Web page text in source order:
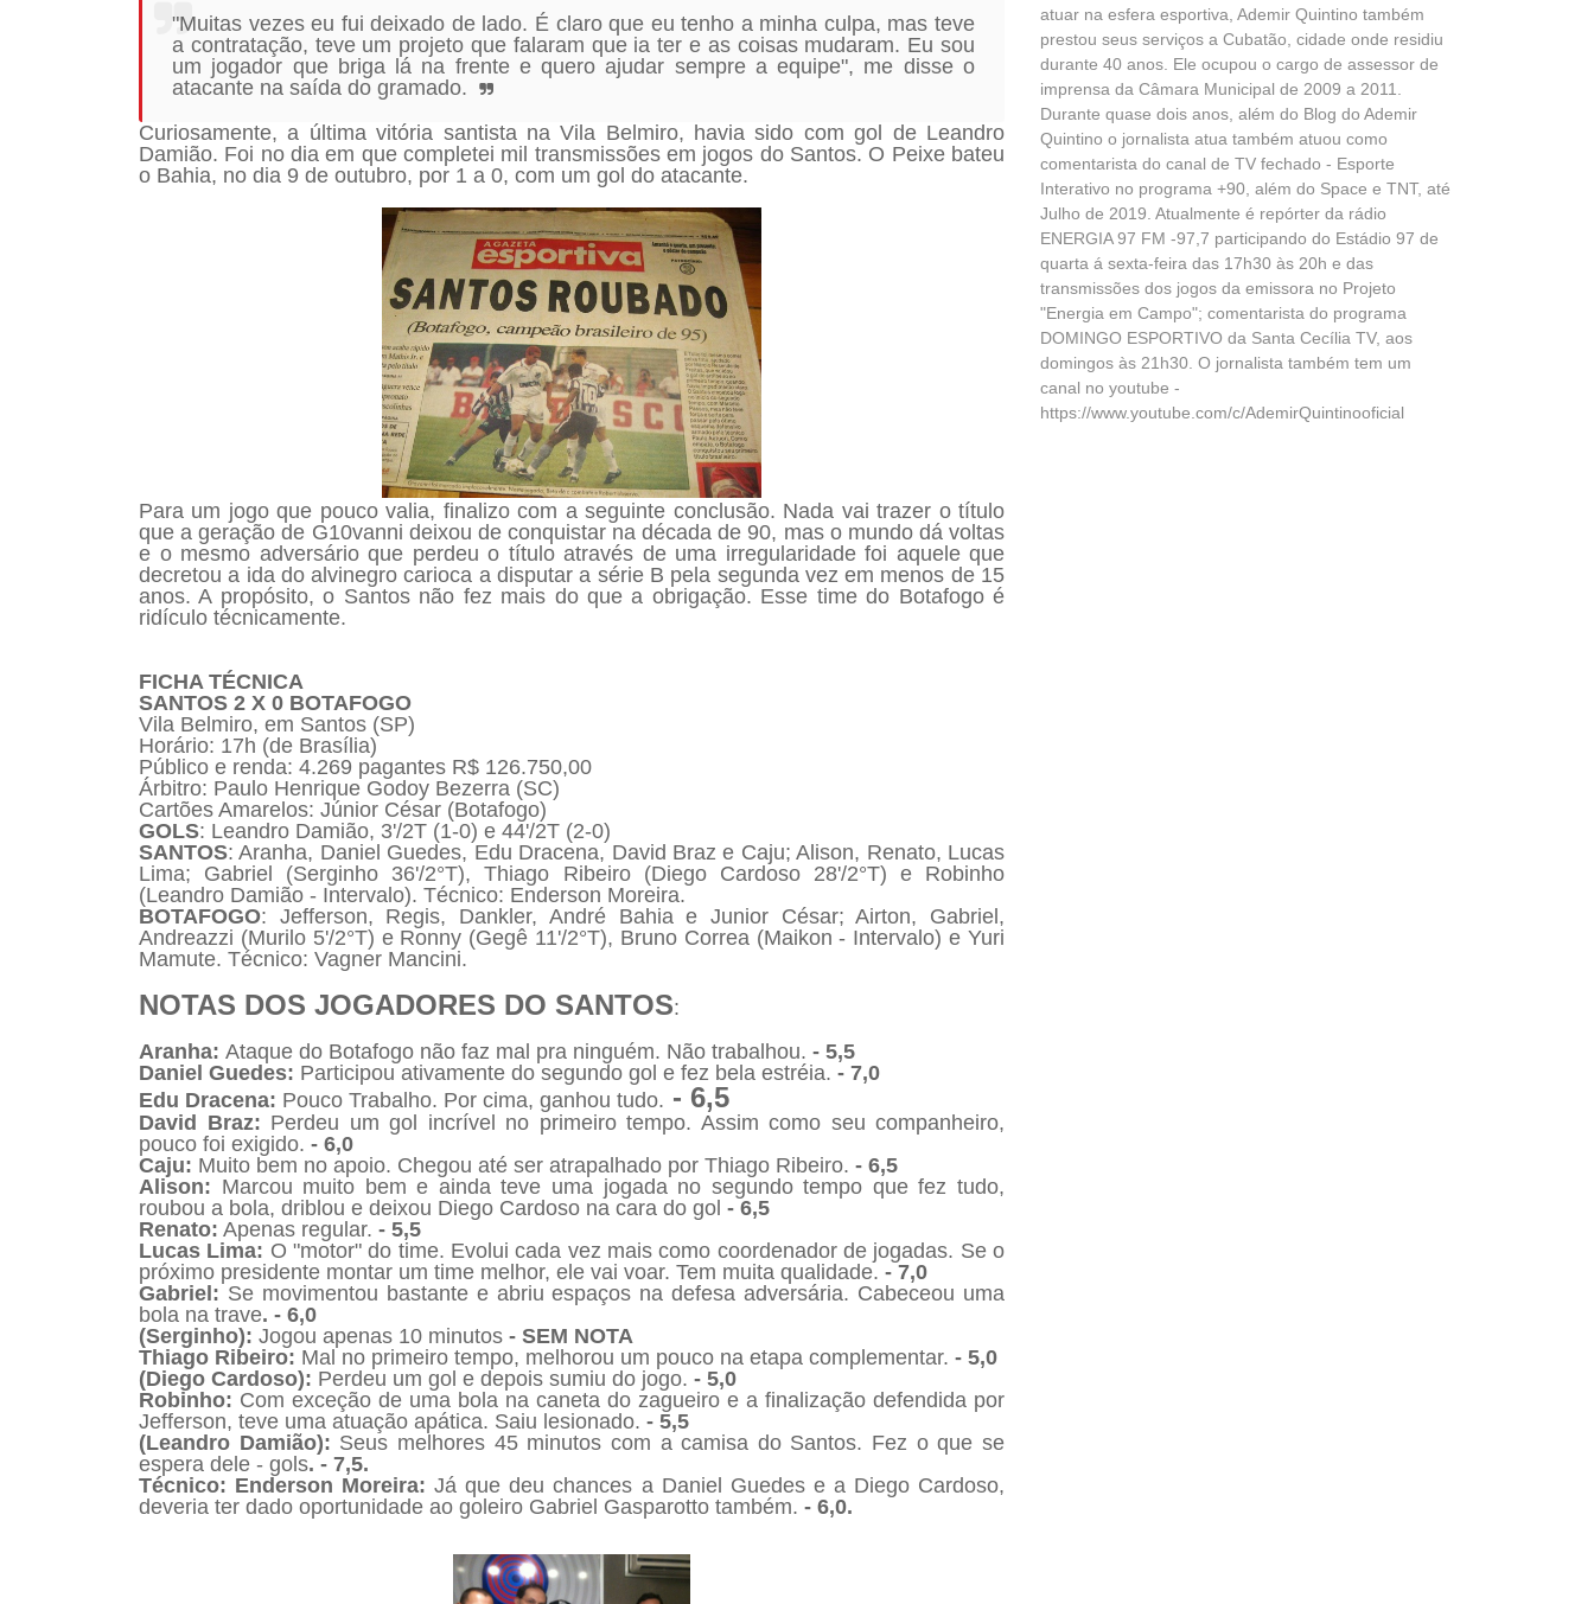
"Muitas vezes eu fui deixado de lado. É claro que eu tenho a minha culpa, mas teve
a contratação, teve um projeto que falaram que ia ter e as coisas mudaram. Eu sou
um jogador que briga lá na frente e quero ajudar sempre a equipe", me disse o
atacante na saída do gramado.
Curiosamente, a última vitória santista na Vila Belmiro, havia sido com gol de Leandro
Damião. Foi no dia em que completei mil transmissões em jogos do Santos. O Peixe bateu
o Bahia, no dia 9 de outubro, por 1 a 0, com um gol do atacante.
Para um jogo que pouco valia, finalizo com a seguinte conclusão. Nada vai trazer o título
que a geração de G10vanni deixou de conquistar na década de 90, mas o mundo dá voltas
e o mesmo adversário que perdeu o título através de uma irregularidade foi aquele que
decretou a ida do alvinegro carioca a disputar a série B pela segunda vez em menos de 15
anos. A propósito, o Santos não fez mais do que a obrigação. Esse time do Botafogo é
ridículo técnicamente.
FICHA TÉCNICA
SANTOS 2 X 0 BOTAFOGO
Vila Belmiro, em Santos (SP)
Horário: 17h (de Brasília)
Público e renda: 4.269 pagantes R$ 126.750,00
Árbitro: Paulo Henrique Godoy Bezerra (SC)
Cartões Amarelos: Júnior César (Botafogo)
GOLS: Leandro Damião, 3'/2T (1-0) e 44'/2T (2-0)
SANTOS: Aranha, Daniel Guedes, Edu Dracena, David Braze Caju; Alison, Renato, Lucas
Lima; Gabriel (Serginho 36'/2°T), Thiago Ribeiro (Diego Cardoso 28'/2°T) e Robinho
(Leandro Damião - Intervalo). Técnico: Enderson Moreira.
BOTAFOGO: Jefferson, Regis, Dankler, André Bahia e Junior César; Airton, Gabriel,
Andreazzi (Murilo 5'/2°T) e Ronny (Gegê 11'/2°T), Bruno Correa (Maikon - Intervalo) e Yuri
Mamute. Técnico: Vagner Mancini.
NOTAS DOS JOGADORES DO SANTOS:
Aranha: Ataque do Botafogo não faz mal pra ninguém. Não trabalhou. - 5,5
Daniel Guedes: Participou ativamente do segundo gol e fez bela estréia. - 7,0
Edu Dracena: Pouco Trabalho. Por cima, ganhou tudo. - 6,5
David Braz: Perdeu um gol incrível no primeiro tempo. Assim como seu companheiro,
pouco foi exigido. - 6,0
Caju: Muito bem no apoio. Chegou até ser atrapalhado por Thiago Ribeiro. - 6,5
Alison: Marcou muito bem e ainda teve uma jogada no segundo tempo que fez tudo,
roubou a bola, driblou e deixou Diego Cardoso na cara do gol - 6,5
Renato: Apenas regular. - 5,5
Lucas Lima: O "motor" do time. Evolui cada vez mais como coordenador de jogadas. Se o
próximo presidente montar um time melhor, ele vai voar. Tem muita qualidade. - 7,0
Gabriel: Se movimentou bastante e abriu espaços na defesa adversária. Cabeceou uma
bola na trave. - 6,0
(Serginho): Jogou apenas 10 minutos - SEM NOTA
Thiago Ribeiro: Mal no primeiro tempo, melhorou um pouco na etapa complementar. - 5,0
(Diego Cardoso): Perdeu um gol e depois sumiu do jogo. - 5,0
Robinho: Com exceção de uma bola na caneta do zagueiro e a finalização defendida por
Jefferson, teve uma atuação apática. Saiu lesionado. - 5,5
(Leandro Damião): Seus melhores 45 minutos com a camisa do Santos. Fez o que se
espera dele - gols. - 7,5.
Técnico: Enderson Moreira:Já que deu chances a Daniel Guedes e a Diego Cardoso,
deveria ter dado oportunidade ao goleiro Gabriel Gasparotto também. - 6,0.
atuar na esfera esportiva, Ademir Quintino também
prestou seus serviços a Cubatão, cidade onde residiu
durante 40 anos. Ele ocupou o cargo de assessor de
imprensa da Câmara Municipal de 2009 a 2011.
Durante quase dois anos, além do Blog do Ademir
Quintino o jornalista atua também atuou como
comentarista do canal de TV fechado - Esporte
Interativo no programa +90, além do Space e TNT, até
Julho de 2019. Atualmente é repórter da rádio
ENERGIA 97 FM -97,7 participando do Estádio 97 de
quarta á sexta-feira das 17h30 às 20h e das
transmissões dos jogos da emissora no Projeto
"Energia em Campo"; comentarista do programa
DOMINGO ESPORTIVO da Santa Cecília TV, aos
domingos às 21h30. O jornalista também tem um
canal no youtube -
https://www.youtube.com/c/AdemirQuintinooficial